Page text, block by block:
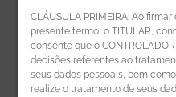
CLÁUSULA PRIMEIRA: Ao firmar
presente termo, o TITULAR,
consente que o
decisões referentes ao
seus dados pessoais, bem como
realize o tratamento de seus
Código de